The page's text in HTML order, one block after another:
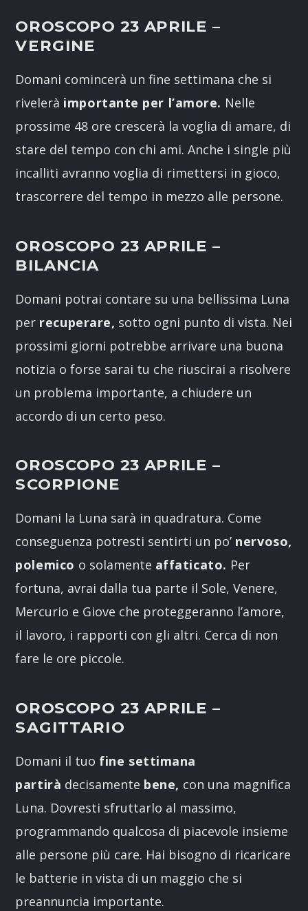
OROSCOPO 23 APRILE –
VERGINE
Domani comincerà un fine settimana che si
rivelerà importante per l’amore. Nelle
prossime 48 ore crescerà la voglia di amare, di
stare del tempo con chi ami. Anche i single più
incalliti avranno voglia di rimettersi in gioco,
trascorrere del tempo in mezzo alle persone.
OROSCOPO 23 APRILE –
BILANCIA
Domani potrai contare su una bellissima Luna
per recuperare, sotto ogni punto di vista. Nei
prossimi giorni potrebbe arrivare una buona
notizia o forse sarai tu che riuscirai a risolvere
un problema importante, a chiudere un
accordo di un certo peso.
OROSCOPO 23 APRILE –
SCORPIONE
Domani la Luna sarà in quadratura. Come
conseguenza potresti sentirti un po’ nervoso,
polemico o solamente affaticato. Per
fortuna, avrai dalla tua parte il Sole, Venere,
Mercurio e Giove che proteggeranno l’amore,
il lavoro, i rapporti con gli altri. Cerca di non
fare le ore piccole.
OROSCOPO 23 APRILE –
SAGITTARIO
Domani il tuo fine settimana
partirà decisamente bene, con una magnifica
Luna. Dovresti sfruttarlo al massimo,
programmando qualcosa di piacevole insieme
alle persone più care. Hai bisogno di ricaricare
le batterie in vista di un maggio che si
preannuncia importante.